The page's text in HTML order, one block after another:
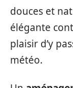
douces et
élégante
plaisir d’y
météo.